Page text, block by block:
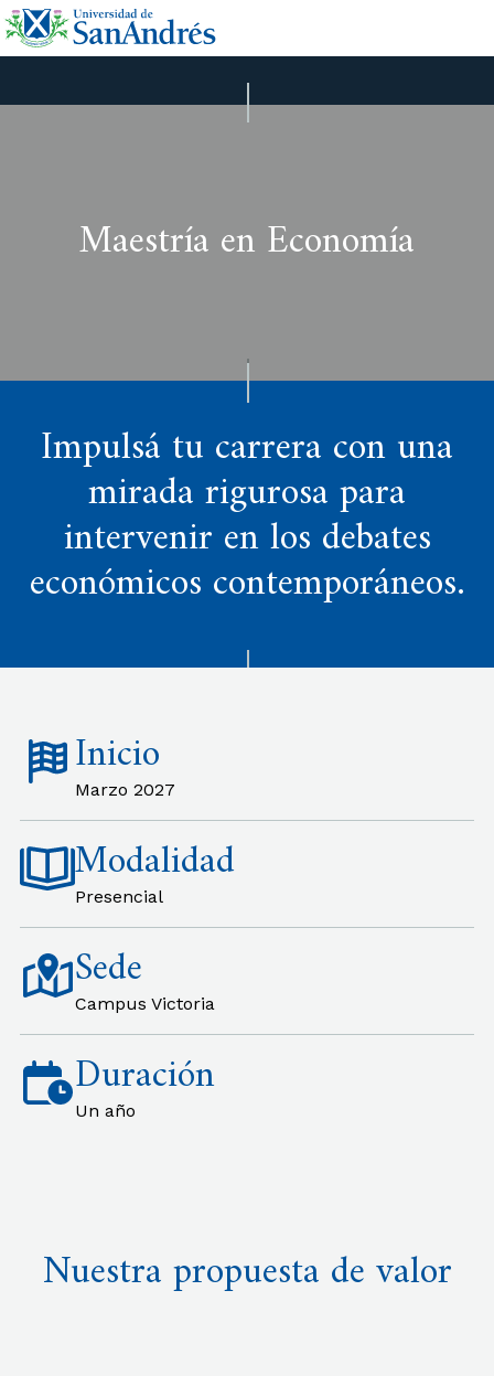
Maestría en Economía
Impulsá tu carrera con una
mirada rigurosa para
intervenir en los debates
económicos contemporáneos.
Inicio
Marzo 2027
Modalidad
Presencial
Sede
Campus Victoria
Duración
Un año
Nuestra propuesta de valor